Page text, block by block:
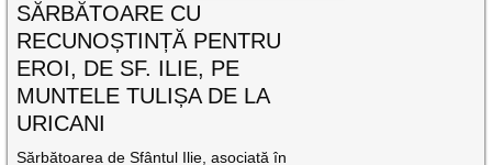
SĂRBĂTOARE CU
RECUNOȘTINȚĂ PENTRU
EROI, DE SF. ILIE, PE
MUNTELE TULIȘA DE LA
URICANI
Sărbătoarea de Sfântul Ilie, asociată în